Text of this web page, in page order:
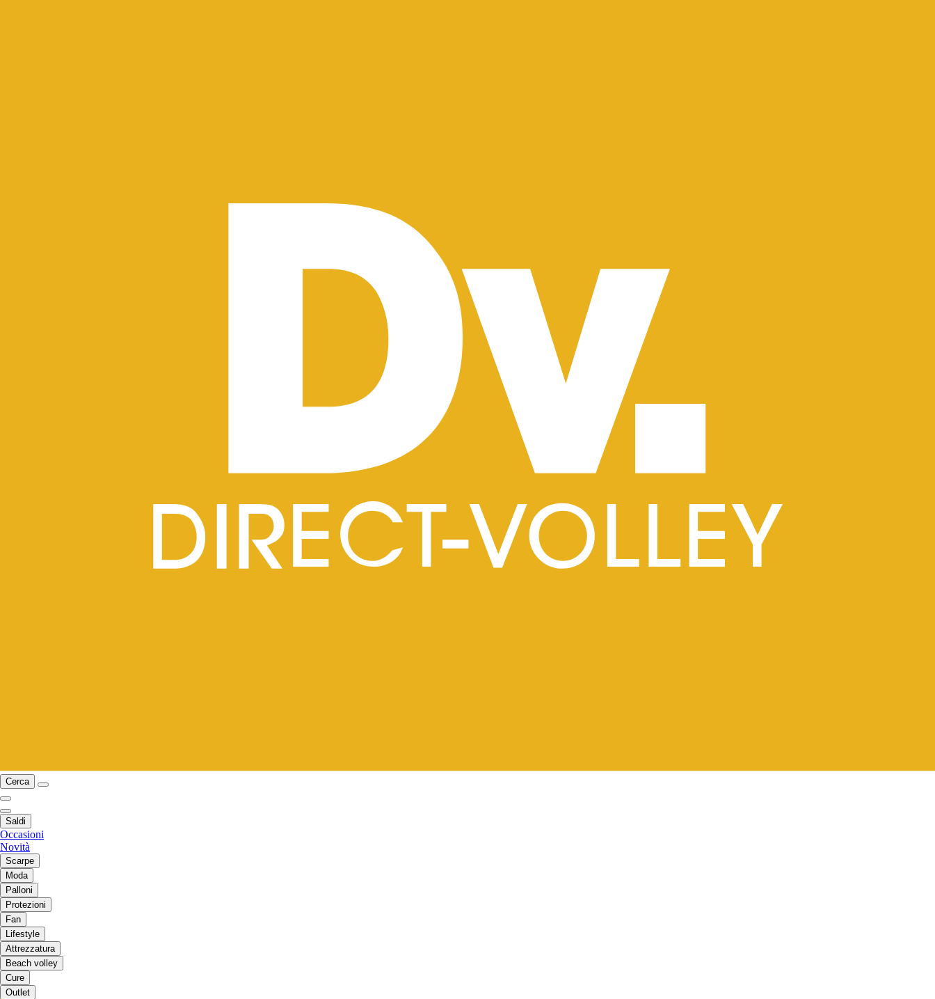
Cerca
Saldi
Occasioni
Novità
Scarpe
Moda
Palloni
Protezioni
Fan
Lifestyle
Attrezzatura
Beach volley
Cure
Outlet